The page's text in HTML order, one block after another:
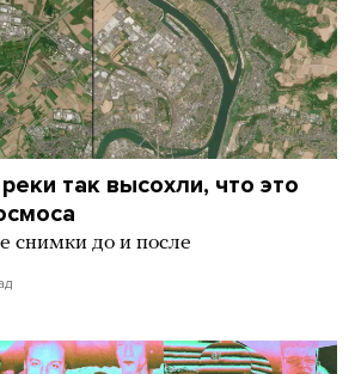
так высохли, что это
снимки до и после